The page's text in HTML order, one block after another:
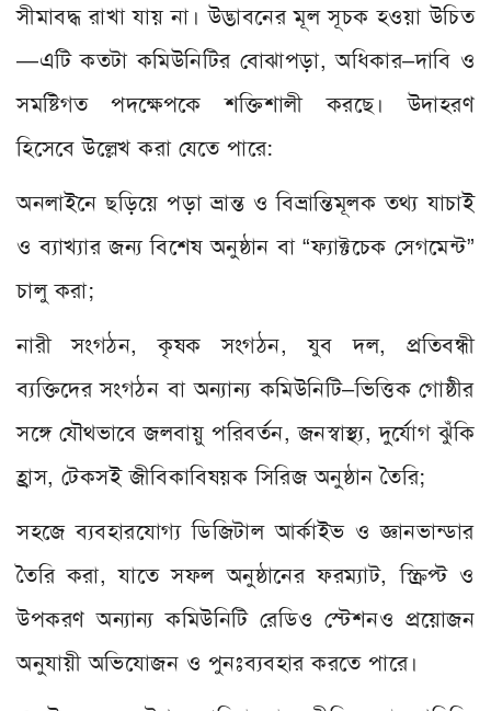
সীমাবদ্ধ রাখা যায় না। উদ্ভাবনের মূল সূচক হওয়া উচিত
—এটি কতটা কমিউনিটির বোঝাপড়া, অধিকার–দাবি ও
সমষ্টিগত পদক্ষেপকে শক্তিশালী করছে। উদাহরণ
হিসেবে উল্লেখ করা যেতে পারে:
অনলাইনে ছড়িয়ে পড়া ভ্রান্ত ও বিভ্রান্তিমূলক তথ্য যাচাই
ও ব্যাখ্যার জন্য বিশেষ অনুষ্ঠান বা “ফ্যাক্টচেক সেগমেন্ট”
চালু করা;
নারী সংগঠন, কৃষক সংগঠন, যুব দল, প্রতিবন্ধী
ব্যক্তিদের সংগঠন বা অন্যান্য কমিউনিটি–ভিত্তিক গোষ্ঠীর
সঙ্গে যৌথভাবে জলবায়ু পরিবর্তন, জনস্বাস্থ্য, দুর্যোগ ঝুঁকি
হ্রাস, টেকসই জীবিকাবিষয়ক সিরিজ অনুষ্ঠান তৈরি;
সহজে ব্যবহারযোগ্য ডিজিটাল আর্কাইভ ও জ্ঞানভান্ডার
তৈরি করা, যাতে সফল অনুষ্ঠানের ফরম্যাট, স্ক্রিপ্ট ও
উপকরণ অন্যান্য কমিউনিটি রেডিও স্টেশনও প্রয়োজন
অনুযায়ী অভিযোজন ও পুনঃব্যবহার করতে পারে।